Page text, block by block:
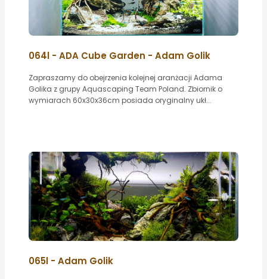
064l - ADA Cube Garden - Adam Golik
Zapraszamy do obejrzenia kolejnej aranżacji Adama
Golika z grupy Aquascaping Team Poland. Zbiornik o
wymiarach 60x30x36cm posiada oryginalny ukł...
065l - Adam Golik